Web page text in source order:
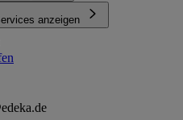
anzeigen